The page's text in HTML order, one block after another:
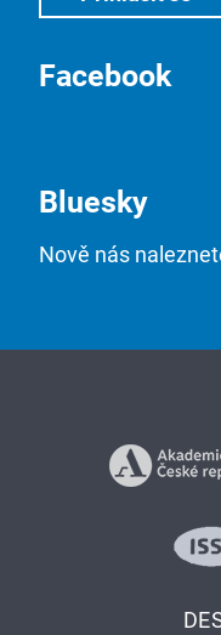
Facebook
Bluesky
Nově nás